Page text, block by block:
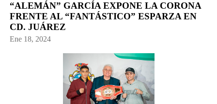
“ALEMÁN” GARCÍA EXPONE LA CORONA
FRENTE AL “FANTÁSTICO” ESPARZA EN
CD. JUÁREZ
Ene 18, 2024